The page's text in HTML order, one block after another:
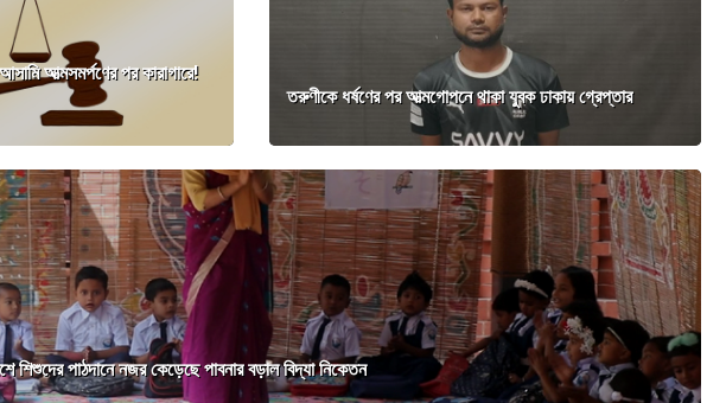
আত্মসমর্পণের পর কারাগারে!
তরুণীকে ধর্ষণের পর আত্মগোপনে থাকা যুবক ঢাকায় গ্রেপ্তার
শিশুদের পাঠদানে নজর কেড়েছে পাবনার বড়াল বিদ্যা নিকেতন